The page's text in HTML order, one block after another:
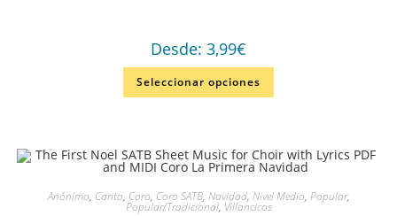
Desde: 3,99€
Seleccionar opciones
Anónimo, Canto, Coro, Coro SATB, Navidad, Nivel Medio, Popular,
Popular/Tradicional, Villancicos